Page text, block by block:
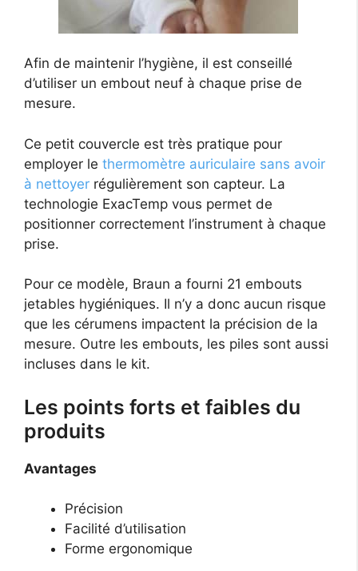
Afin de maintenir l’hygiène, il est conseillé
d’utiliser un embout neuf à chaque prise de
mesure.
Ce petit couvercle est très pratique pour
employer le thermomètre auriculaire sans avoir
à nettoyer régulièrement son capteur. La
technologie ExacTemp vous permet de
positionner correctement l’instrument à chaque
prise.
Pour ce modèle, Braun a fourni 21 embouts
jetables hygiéniques. Il n’y a donc aucun risque
que les cérumens impactent la précision de la
mesure. Outre les embouts, les piles sont aussi
incluses dans le kit.
Les points forts et faibles du
produits
Avantages
Précision
Facilité d’utilisation
Forme ergonomique